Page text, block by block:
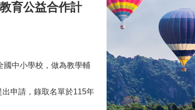
育公益合作計
國中小學校，做為教學輔
申請，錄取名單於115年